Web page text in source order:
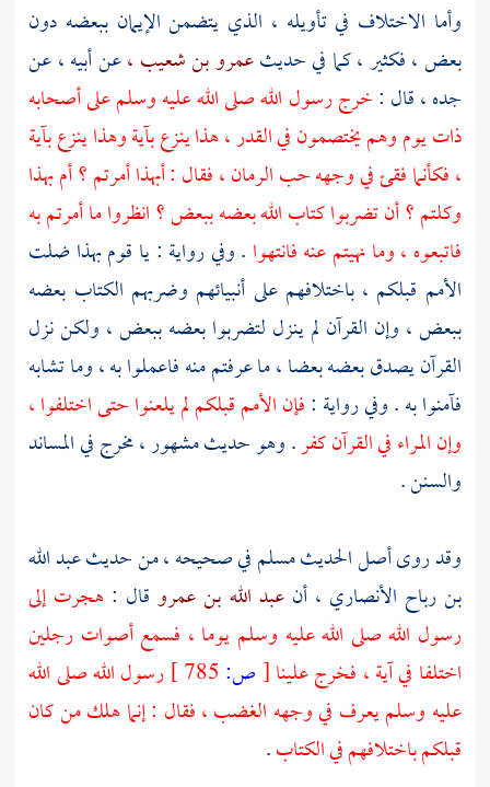
وأما الاختلاف في تأويله ، الذي يتضمن الإيمان ببعضه دون
بعض ، فكثير ، كما في حديثعمرو بن شعيب ،عن أبيه ، عن
جده ، قال :خرج رسول الله صلى الله عليه وسلم على أصحابه
ذات يوم وهم يختصمون في القدر ، هذا ينزع بآية وهذا ينزع بآية
، فكأنما فقئ في وجهه حب الرمان ، فقال : أبهذا أمرتم ؟ أم بهذا
وكلتم ؟ أن تضربوا كتاب الله بعضه ببعض ؟ انظروا ما أمرتم به
فاتبعوه ، وما نهيتم عنه فانتهوا . وفي رواية : يا قوم بهذا ضلت
الأمم قبلكم ، باختلافهم على أنبيائهم وضربهم الكتاب بعضه
ببعض ، وإن القرآن لم ينزل لتضربوا بعضه ببعض ، ولكن نزل
القرآن يصدق بعضه بعضا ، ما عرفتم منه فاعملوا به ، وما تشابه
فآمنوا به . وفي رواية :فإن الأمم قبلكم لم يلعنوا حتى اختلفوا ،
وإن المراء في القرآن كفر. وهو حديث مشهور ، مخرج في المساند
والسنن .
وقد روى أصل الحديثمسلمفي صحيحه ، من حديثعبد الله
بن رباح الأنصاري ،أنعبد الله بن عمرو قال : هجرت إلى
رسول الله صلى الله عليه وسلم يوما ، فسمع أصوات رجلين
اختلفا في آية ، فخرج علينا[ص:
رسول الله صلى الله
عليه وسلم يعرف في وجهه الغضب ، فقال : إنما هلك من كان
قبلكم باختلافهم في الكتاب.